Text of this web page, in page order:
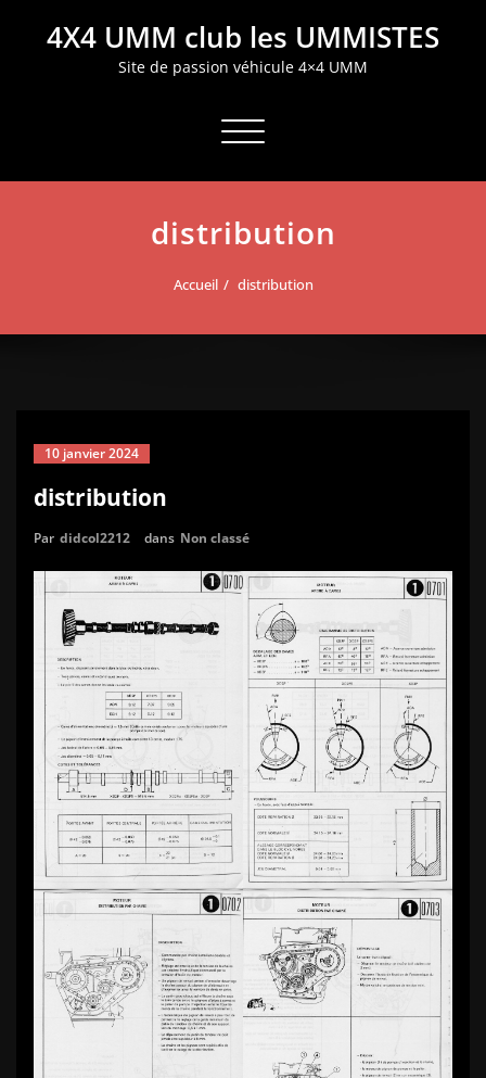
4X4 UMM club les UMMISTES
Site de passion véhicule 4×4 UMM
Afficher/masquer la navigation
distribution
Accueil distribution
10 janvier 2024
distribution
Par didcol2212 dans Non classé